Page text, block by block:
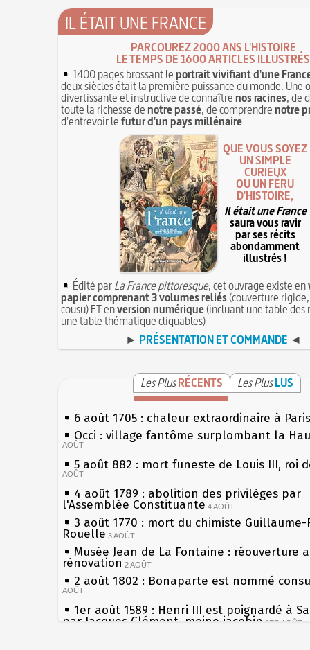
IL ÉTAIT UNE FRANCE
PARCOUREZ 2000 ANS L'HISTOIRE
LE TEMPS DE 1600 ARTICLES ILLUSTRÉS
1400 pages brossant leportrait vivifiant d'une
deux siècles était la première puissance du monde. Une
divertissante et instructive de connaîtrenos racines, de
toute la richesse denotre passé, de comprendrenotre
d'entrevoir lefutur d'un pays millénaire
QUE VOUS SOYEZ
UN SIMPLE
CURIEUX
OU UN FÉRU
D'HISTOIRE,
Il était une France
saura vous ravir
par ses récits
abondamment
illustrés !
Édité parLa France pittoresque, cet ouvrage existe en
papier comprenant 3 volumes reliés(couverture
cousu) ET enversion numérique(incluant une table des
une table thématique cliquables)
► PRÉSENTATION ET COMMANDE ◄
Les PlusRÉCENTS Les PlusLUS
6 août 1705 : chaleur extraordinaire à Paris
Occi : village fantôme surplombant la
AOÛT
5 août 882 : mort funeste de Louis III, roi
AOÛT
4 août 1789 : abolition des privilèges par
l'Assemblée Constituante 4 AOÛT
3 août 1770 : mort du chimiste Guillaume-
Rouelle 3 AOÛT
Musée Jean de La Fontaine : réouverture
rénovation 2 AOÛT
2 août 1802 : Bonaparte est nommé
AOÛT
1er août 1589 : Henri III est poignardé à
par Jacques Clément, moine jacobin 1ER AOÛT